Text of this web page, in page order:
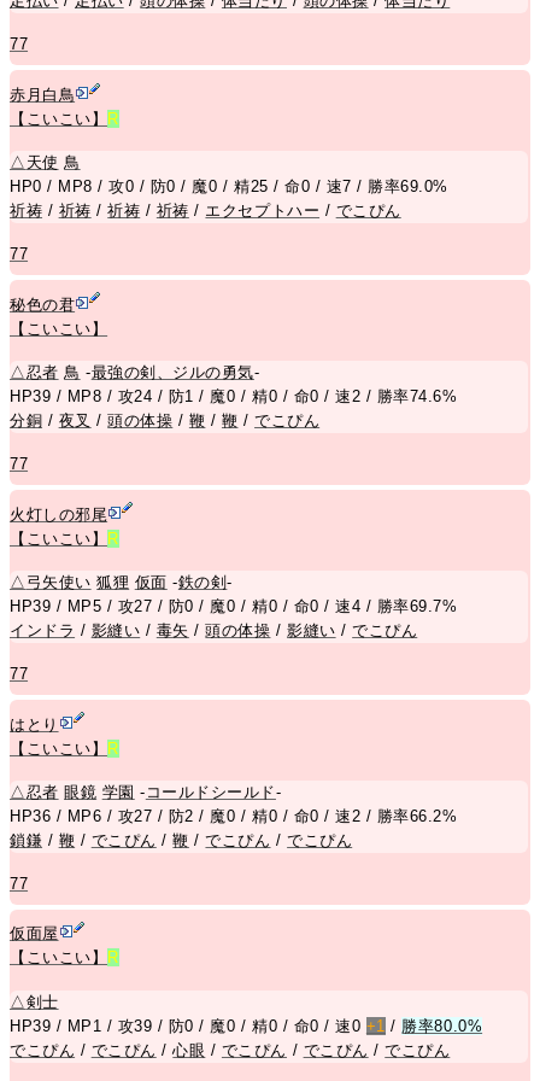
77
赤月白鳥
【こいこい】
R
△ 天使 鳥
HP0 / MP8 / 攻0 / 防0 / 魔0 / 精25 / 命0 / 速7 / 勝率69.0%
祈祷 / 祈祷 /祈祷 / 祈祷 / エクセプトハー / でこぴん
77
秘色の君
【こいこい】
△ 忍者 鳥 -最強の剣、ジルの勇気-
HP39 / MP8 / 攻24 / 防1 / 魔0 / 精0 / 命0 / 速2 / 勝率74.6%
分銅 / 夜叉 /頭の体操 / 鞭 / 鞭 /でこぴん
77
火灯しの邪尾
【こいこい】 R
△ 弓矢使い 狐狸 仮面 -鉄の剣-
HP39 / MP5 / 攻27 / 防0 / 魔0 / 精0 / 命0 / 速4 / 勝率69.7%
インドラ / 影縫い / 毒矢 /頭の体操 /影縫い /でこぴん
77
はとり
【こいこい】 R
△ 忍者 眼鏡 学園 - コールドシールド-
HP36 / MP6 / 攻27 / 防2 / 魔0 / 精0 / 命0 / 速2 / 勝率66.2%
鎖鎌 / 鞭 / でこぴん /鞭 /でこぴん /でこぴん
77
仮面屋
【こいこい】
R
△ 剣士
HP39 / MP1 / 攻39 / 防0 / 魔0 / 精0 / 命0 / 速0 +1 / 勝率80.0%
でこぴん / でこぴん /心眼 / でこぴん / でこぴん /でこぴん